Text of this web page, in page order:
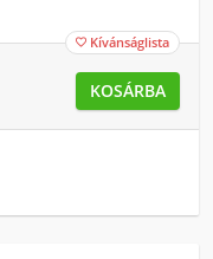
 Kívánságlista
KOSÁRBA